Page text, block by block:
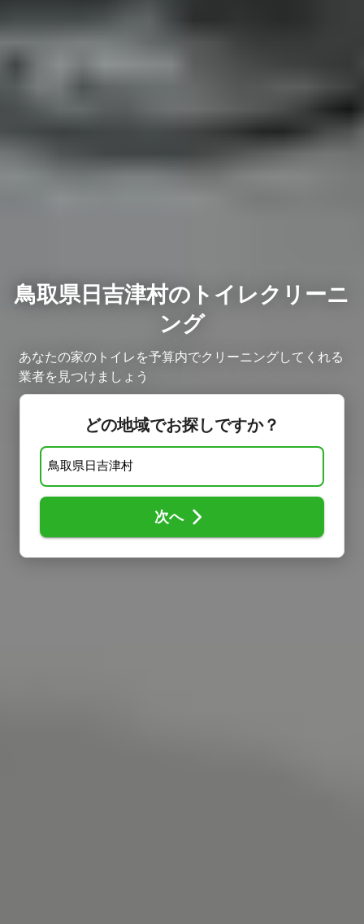
鳥取県日吉津村のトイレクリーニ
ング
あなたの家のトイレを予算内でクリーニングしてくれる
業者を見つけましょう
どの地域でお探しですか？
次へ